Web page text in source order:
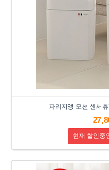
파리지앵 모션 센서
현재 할인중